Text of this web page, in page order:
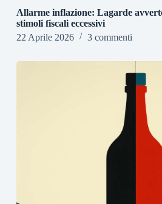
Allarme inflazione: Lagarde
stimoli fiscali eccessivi
22 Aprile 2026
3 commenti